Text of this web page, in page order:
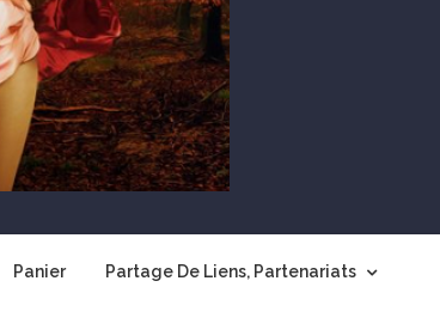
Panier Partage De Liens, Partenariats